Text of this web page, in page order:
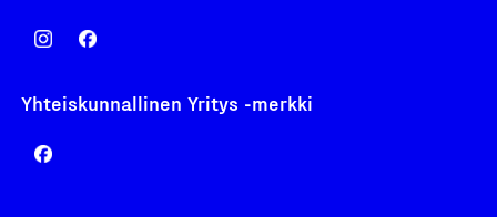
Yhteiskunnallinen Yritys -merkki